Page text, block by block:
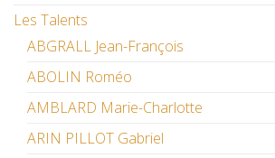
Les Talents
ABGRALL Jean-François
ABOLIN Roméo
AMBLARD Marie-Charlotte
ARIN PILLOT Gabriel